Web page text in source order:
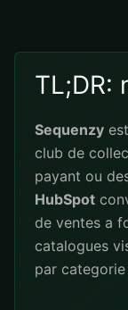
TL;DR:
Sequenzy
club de
payant ou
HubSpot
de ventes a
catalogues
par